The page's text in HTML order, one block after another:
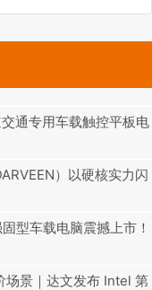
通专用车载触控平板电
）以硬核实力闪
型车载电脑震撼上市！
场景｜达文发布 Intel 第